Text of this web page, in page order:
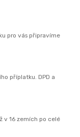
pro vás připravíme
příplatku. DPD a
v 16 zemích po celé